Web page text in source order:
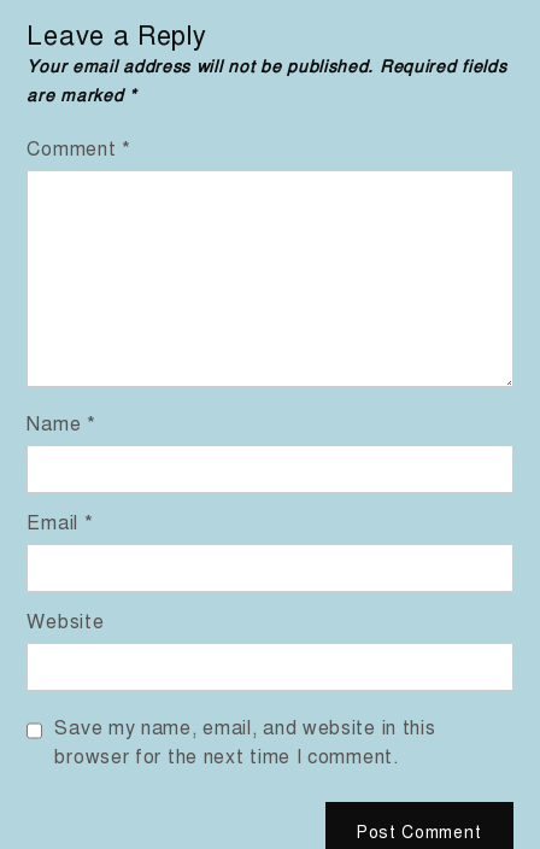
Leave a Reply
Your email address will not be published. Required fields
are marked *
Comment *
Name *
Email *
Website
Save my name, email, and website in this
browser for the next time I comment.